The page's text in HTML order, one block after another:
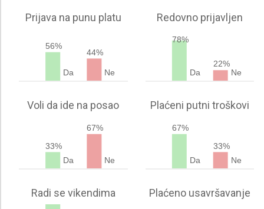
Prijava na punu platu
56%
Da
44%
Ne
Redovno prijavljen
78%
Da
22%
Ne
Voli da ide na posao
33%
Da
67%
Ne
Plaćeni putni troškovi
67%
Da
33%
Ne
Radi se vikendima Plaćeno usavršavanje